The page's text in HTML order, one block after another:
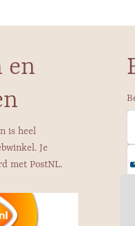
en
is heel
Je
met PostNL.